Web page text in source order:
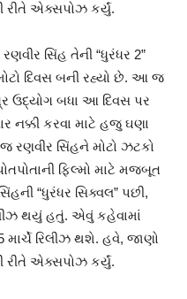
રીતે એક્સપોઝ કર્યું.
સિંહ તેની “ધુરંધર 2”
દિવસ બની રહ્યો છે. આ જ
ઉદ્યોગ બધા આ દિવસ પર
નક્કી કરવા માટે હજુ ઘણા
રણવીર સિંહને મોટો ઝટકો
ફિલ્મો માટે મજબૂત
“ધુરંધર સિક્વલ” પછી,
થયું હતું. એવું કહેવામાં
રિલીઝ થશે. હવે, જાણો
રીતે એક્સપોઝ કર્યું.